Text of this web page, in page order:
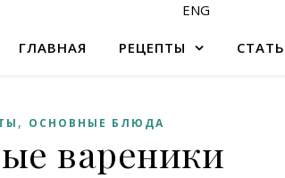
ENG
ГЛАВНАЯ РЕЦЕПТЫ
, ОСНОВНЫЕ БЛЮДА
вареники